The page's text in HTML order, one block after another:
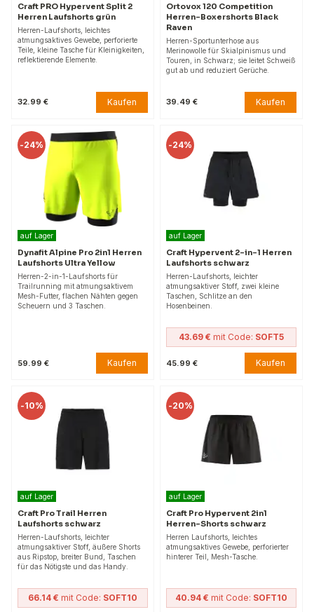
Craft PRO Hypervent Split 2
Herren Laufshorts grün
Herren-Laufshorts, leichtes
atmungsaktives Gewebe, perforierte
Teile, kleine Tasche für Kleinigkeiten,
reflektierende Elemente.
32.99 € Kaufen
Ortovox 120 Competition
Herren-Boxershorts Black
Raven
Herren-Sportunterhose aus
Merinowolle für Skialpinismus und
Touren, in Schwarz; sie leitet Schweiß
gut ab und reduziert Gerüche.
39.49 € Kaufen
-24%
auf Lager
Dynafit Alpine Pro 2in1 Herren
Laufshorts Ultra Yellow
Herren-2-in-1-Laufshorts für
Trailrunning mit atmungsaktivem
Mesh-Futter, flachen Nähten gegen
Scheuern und 3 Taschen.
59.99 € Kaufen
-24%
auf Lager
Craft Hypervent 2-in-1 Herren
Laufshorts schwarz
Herren-Laufshorts, leichter
atmungsaktiver Stoff, zwei kleine
Taschen, Schlitze an den
Hosenbeinen.
43.69 € mit Code: SOFT5
45.99 € Kaufen
-10%
auf Lager
Craft Pro Trail Herren
Laufshorts schwarz
Herren-Laufshorts, leichter
atmungsaktiver Stoff, äußere Shorts
aus Ripstop, breiter Bund, Taschen
für das Nötigste und das Handy.
66.14 € mit Code: SOFT10
-20%
auf Lager
Craft Pro Hypervent 2in1
Herren-Shorts schwarz
Herren Laufshorts, leichtes
atmungsaktives Gewebe, perforierter
hinterer Teil, Mesh-Tasche.
40.94 € mit Code: SOFT10